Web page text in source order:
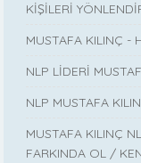
KİŞİLERİ
MUSTAFA KILINÇ -
NLP LİDERİ
NLP MUSTAFA
MUSTAFA KILINÇ
FARKINDA OL /